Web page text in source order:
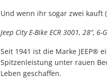
Und wenn ihr sogar zwei kauft
Jeep City E-Bike ECR 3001, 28”,
Seit 1941 ist die Marke JEEP®
Spitzenleistung unter rauen
Leben geschaffen.